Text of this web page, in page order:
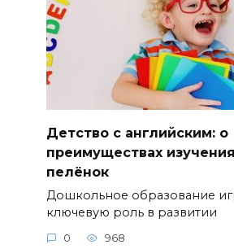
Детство с английским: о
преимуществах
пелёнок
Дошкольное образование
ключевую роль в развитии
0 968